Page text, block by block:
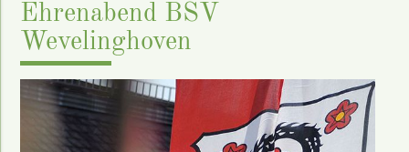
Ehrenabend BSV
Wevelinghoven